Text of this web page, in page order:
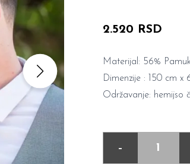
2.520 RSD
Materijal: 56%
Dimenzije : 150 cm x
Održavanje: hemijso
-